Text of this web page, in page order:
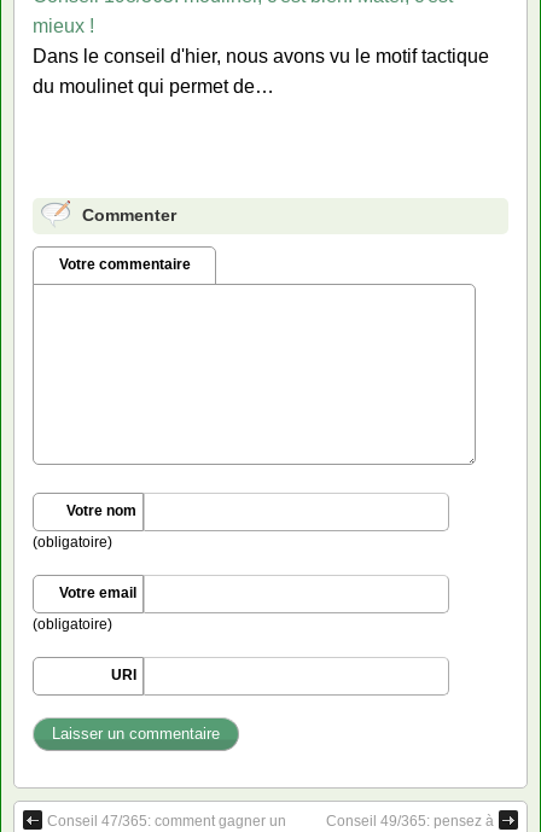
mieux !
Dans le conseil d'hier, nous avons vu le motif tactique
du moulinet qui permet de…
Commenter
Votre commentaire
Votre nom
(obligatoire)
Votre email
(obligatoire)
URI
Conseil 47/365: comment gagner un
Conseil 49/365: pensez à